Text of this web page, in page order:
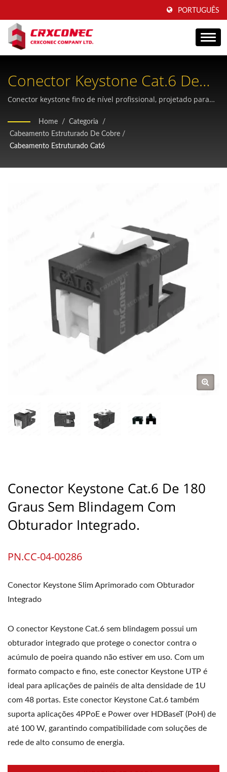
PORTUGUÊS
Conector Keystone Cat.6 De
180 Graus Sem Blindagem
Com Obturador Integrado.
Conector keystone fino de nível profissional, projetado para
contra poeira e capacidades aprimoradas de fornecimento de
energia.
Home / Categoria
/
Cabeamento Estruturado De Cobre /
Cabeamento Estruturado Cat6
Conector Keystone Cat.6 De 180
Graus Sem Blindagem Com
Obturador Integrado.
PN.CC-04-00286
Conector Keystone Slim Aprimorado com Obturador
Integrado
O conector Keystone Cat.6 sem blindagem possui um
obturador integrado que protege o conector contra o
acúmulo de poeira quando não estiver em uso. Com um
formato compacto e fino, este conector Keystone UTP é
ideal para aplicações de painéis de alta densidade de 1U
com 48 portas. Este conector Keystone Cat.6 também
suporta aplicações 4PPoE e Power over HDBaseT (PoH) de
até 100 W, garantindo compatibilidade com soluções de
rede de alto consumo de energia.